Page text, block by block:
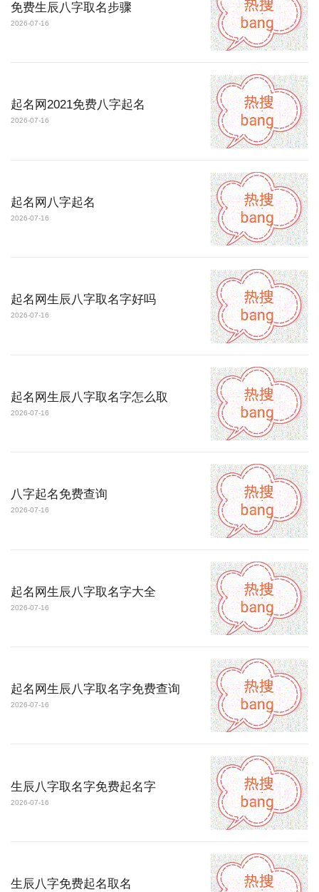
免费生辰八字取名步骤
2026-07-16
起名网2021免费八字起名
2026-07-16
起名网八字起名
2026-07-16
起名网生辰八字取名字好吗
2026-07-16
起名网生辰八字取名字怎么取
2026-07-16
八字起名免费查询
2026-07-16
起名网生辰八字取名字大全
2026-07-16
起名网生辰八字取名字免费查询
2026-07-16
生辰八字取名字免费起名字
2026-07-16
生辰八字免费起名取名